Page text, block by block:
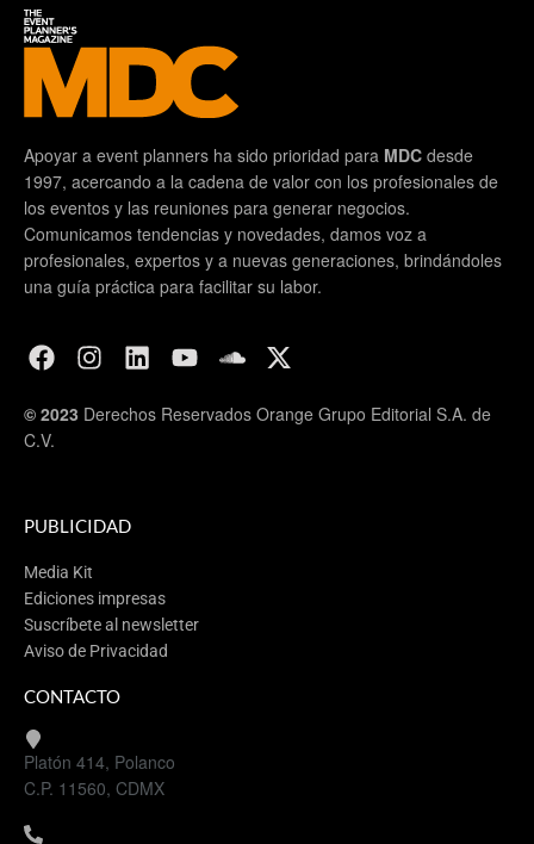
Apoyar a event planners ha sido prioridad para MDC desde
1997, acercando a la cadena de valor con los profesionales de
los eventos y las reuniones para generar negocios.
Comunicamos tendencias y novedades, damos voz a
profesionales, expertos y a nuevas generaciones, brindándoles
una guía práctica para facilitar su labor.
© 2023 Derechos Reservados Orange Grupo Editorial S.A. de
C.V.
PUBLICIDAD
Media Kit
Ediciones impresas
Suscríbete al newsletter
Aviso de Privacidad
CONTACTO
Platón 414, Polanco
C.P. 11560, CDMX